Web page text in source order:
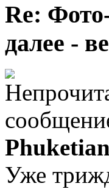
Re:
далее - ве
Phuketian
Уже